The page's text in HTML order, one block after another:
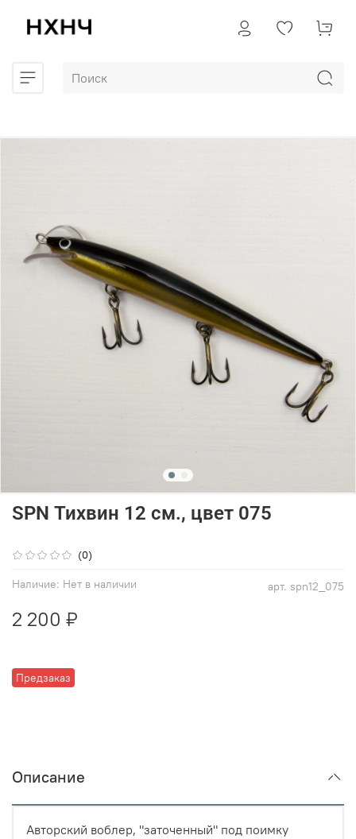
(0)
арт. spn12_075
Наличие: Нет в наличии
Предзаказ
SPN Тихвин 12 см., цвет 075
2 200 ₽
Описание
Авторский воблер, "заточенный" под поимку